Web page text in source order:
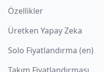
Özellikler
Üretken Yapay Zeka
Solo Fiyatlandırma (en)